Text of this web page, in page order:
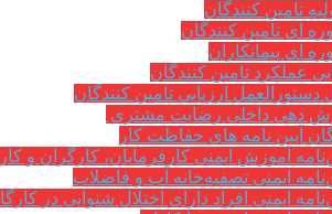
تامین کنندگان
ای تامین کنندگان
ای پیمانکاران
عملکرد تامین کنندگان
دستورالعمل ارزیابی تامین کنندگان
دهی داخلی رضایت مشتری
آیین نامه های حفاظت کار
آموزش ایمنی کارفرمایان، کارگران و
ایمنی تصفیه‌خانه آب و فاضلاب
ایمنی افراد دارای اختلال شنوایی در